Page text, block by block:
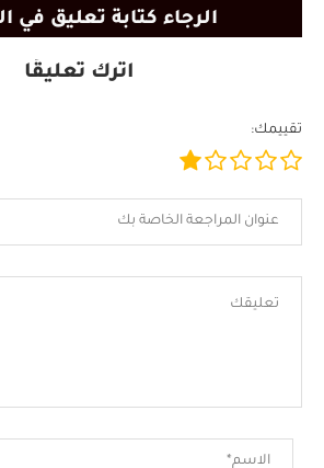
الرجاء كتابة تعليق في
اترك تعليقًا
تقييمك: